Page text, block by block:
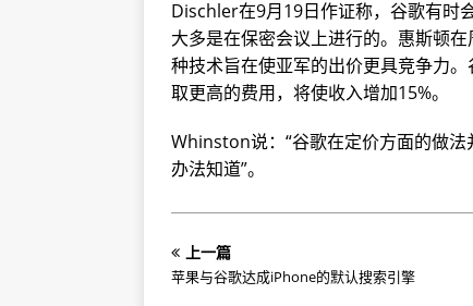
Dischler在9月19日作证称，谷歌有时
大多是在保密会议上进行的。惠斯顿
种技术旨在使亚军的出价更具竞争力
取更高的费用，将使收入增加15%。
Whinston说：“谷歌在定价方面的做
办法知道”。
上一篇
苹果与谷歌达成iPhone的默认搜索引擎